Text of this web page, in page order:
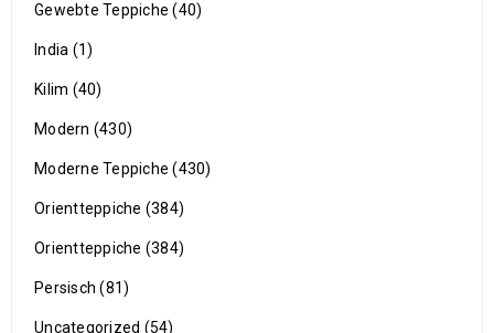
Gewebte Teppiche (40)
India (1)
Kilim (40)
Modern (430)
Moderne Teppiche (430)
Orientteppiche (384)
Orientteppiche (384)
Persisch (81)
Uncategorized (54)